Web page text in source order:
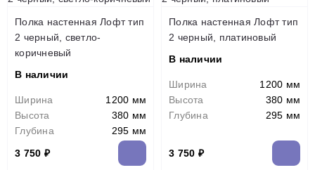
Полка настенная Лофт тип
2 черный, светло-
коричневый
В наличии
Ширина
1200 мм
Высота
380 мм
Глубина
295 мм
3 750 ₽
Полка настенная Лофт тип
2 черный, платиновый
В наличии
Ширина
1200 мм
Высота
380 мм
Глубина
295 мм
3 750 ₽